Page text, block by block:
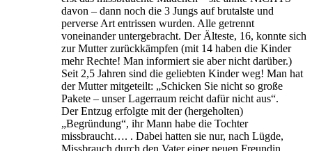
davon – dann noch die 3 Jungs auf brutalste und
perverse Art entrissen wurden. Alle getrennt
voneinander untergebracht. Der Älteste, 16, konnte sich
zur Mutter zurückkämpfen (mit 14 haben die Kinder
mehr Rechte! Man informiert sie aber nicht darüber.)
Seit 2,5 Jahren sind die geliebten Kinder weg! Man hat
der Mutter mitgeteilt: „Schicken Sie nicht so große
Pakete – unser Lagerraum reicht dafür nicht aus“.
Der Entzug erfolgte mit der (hergeholten)
„Begründung“, ihr Mann habe die Tochter
missbraucht…. . Dabei hatten sie nur, nach Lügde,